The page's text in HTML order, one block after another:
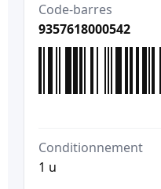
Code-barres
9357618000542
Conditionnement
1 u